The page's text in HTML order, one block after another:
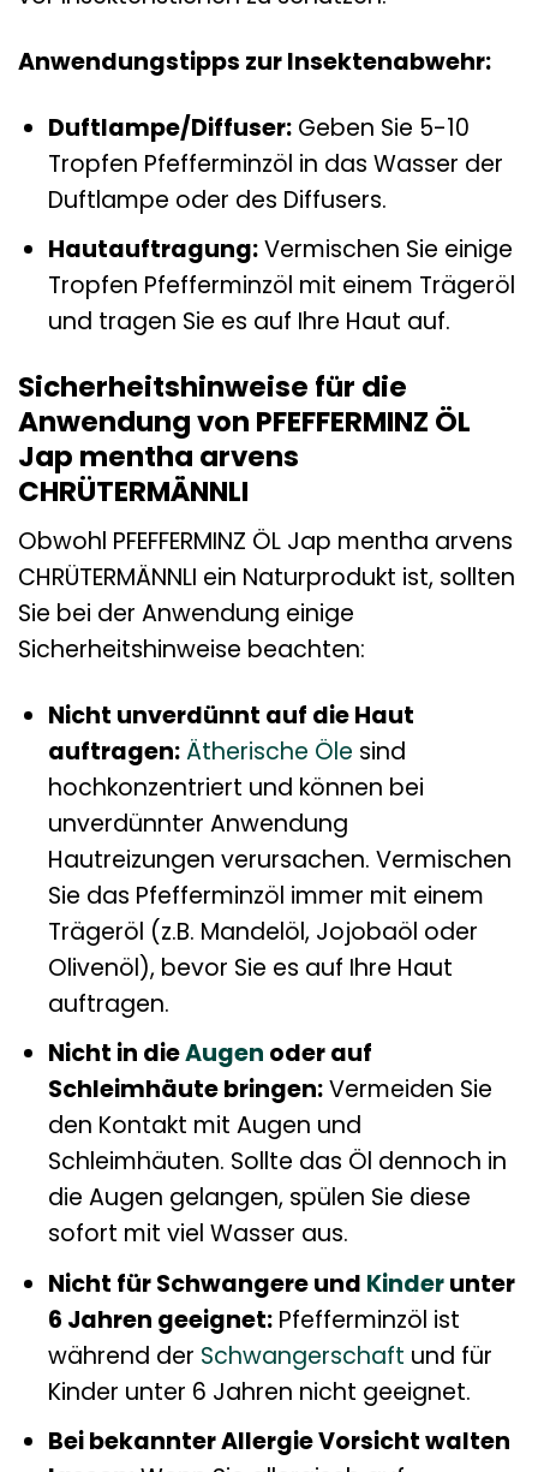
Anwendungstipps zur Insektenabwehr:
Duftlampe/Diffuser:Geben Sie 5-10
Tropfen Pfefferminzöl in das Wasser der
Duftlampe oder des Diffusers.
Hautauftragung:Vermischen Sie einige
Tropfen Pfefferminzöl mit einem Trägeröl
und tragen Sie es auf Ihre Haut auf.
Sicherheitshinweise für die
Anwendung von PFEFFERMINZ ÖL
Jap mentha arvens
CHRÜTERMÄNNLI
Obwohl PFEFFERMINZ ÖL Jap mentha arvens
CHRÜTERMÄNNLI ein Naturprodukt ist, sollten
Sie bei der Anwendung einige
Sicherheitshinweise beachten:
Nicht unverdünnt auf die Haut
auftragen:Ätherische Öle sind
hochkonzentriert und können bei
unverdünnter Anwendung
Hautreizungen verursachen. Vermischen
Sie das Pfefferminzöl immer mit einem
Trägeröl (z.B. Mandelöl, Jojobaöl oder
Olivenöl), bevor Sie es auf Ihre Haut
auftragen.
Nicht in dieAugen oder auf
Schleimhäute bringen:Vermeiden Sie
den Kontakt mit Augen und
Schleimhäuten. Sollte das Öl dennoch in
die Augen gelangen, spülen Sie diese
sofort mit viel Wasser aus.
Nicht für Schwangere und Kinderunter
6 Jahren geeignet:Pfefferminzöl ist
während der Schwangerschaft und für
Kinder unter 6 Jahren nicht geeignet.
Bei bekannter Allergie Vorsicht walten